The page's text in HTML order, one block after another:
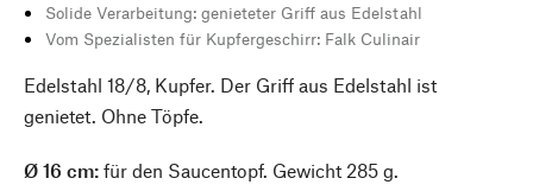
Solide Verarbeitung: genieteter Griff aus Edelstahl
Vom Spezialisten für Kupfergeschirr: Falk Culinair
Edelstahl 18/8, Kupfer. Der Griff aus Edelstahl ist
genietet. Ohne Töpfe.
Ø 16 cm: für den Saucentopf. Gewicht 285 g.